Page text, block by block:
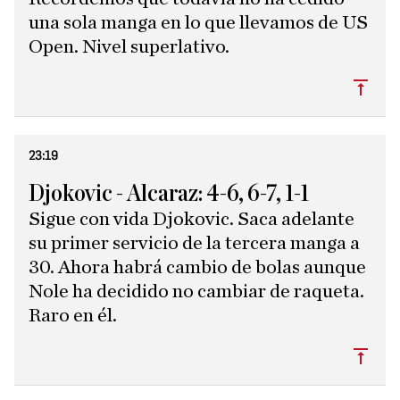
una sola manga en lo que llevamos de US
Open. Nivel superlativo.
23:19
Djokovic - Alcaraz: 4-6, 6-7, 1-1
Sigue con vida Djokovic. Saca adelante
su primer servicio de la tercera manga a
30. Ahora habrá cambio de bolas aunque
Nole ha decidido no cambiar de raqueta.
Raro en él.